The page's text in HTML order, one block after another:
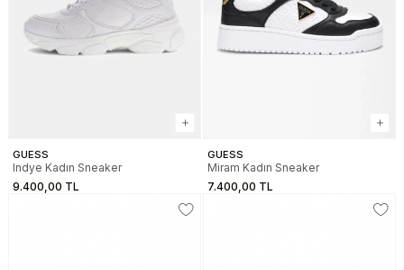
GUESS
Indye Kadın Sneaker
9.400,00 TL
GUESS
Miram Kadın Sneaker
7.400,00 TL